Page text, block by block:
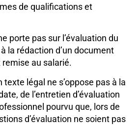
de qualifications et
porte pas sur l’évaluation du
la rédaction d’un document
au salarié.
légal ne s’oppose pas à la
de l’entretien d’évaluation
pourvu que, lors de
d’évaluation ne soient pas